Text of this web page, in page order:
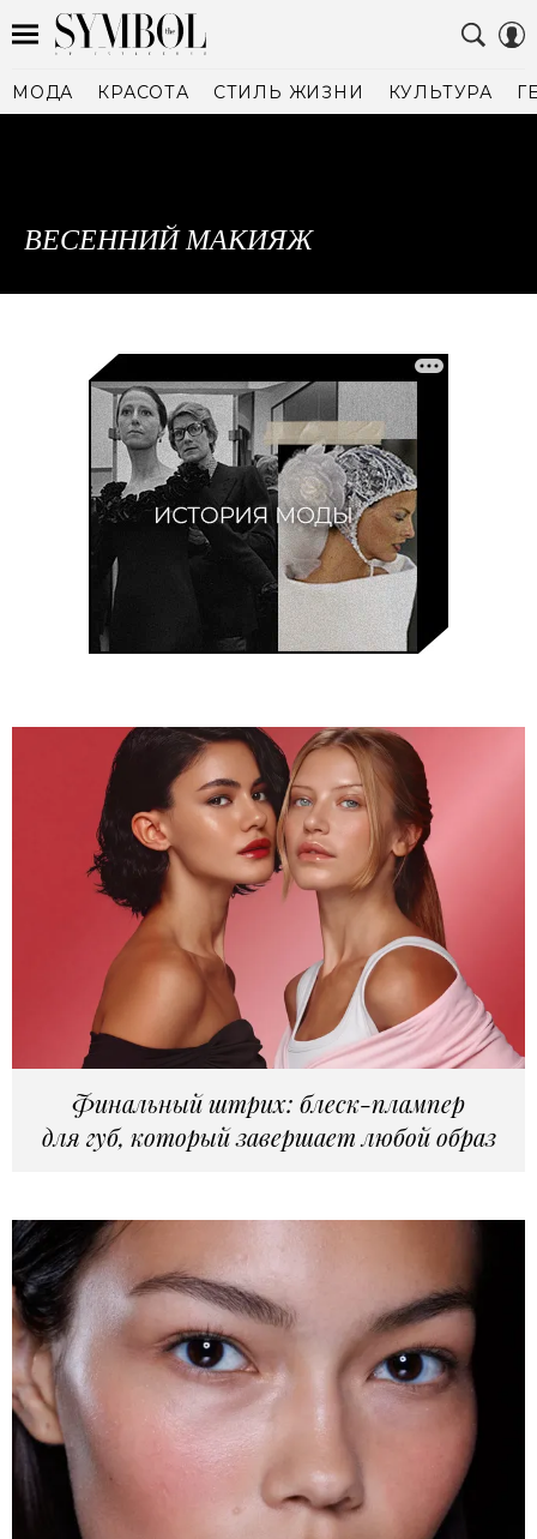
МОДА КРАСОТА СТИЛЬ ЖИЗНИ КУЛЬТУРА
ВЕСЕННИЙ МАКИЯЖ
Финальный штрих: блеск-плампер
для губ, который завершает любой образ